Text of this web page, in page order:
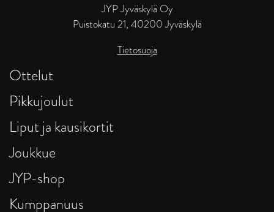
JYP Jyväskylä Oy
Puistokatu 21, 40200 Jyväskylä
Tietosuoja
Ottelut
Pikkujoulut
Liput ja kausikortit
Joukkue
JYP-shop
Kumppanuus